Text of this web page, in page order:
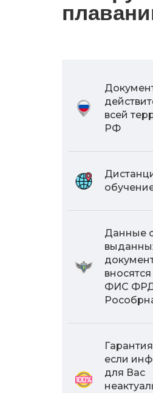
всей
РФ
Данные
ФИС
если
для Вас